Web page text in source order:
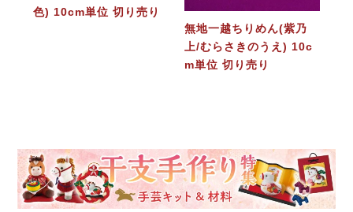
色) 10cm単位 切り売り
無地一越ちりめん(紫乃
上/むらさきのうえ) 10c
m単位 切り売り